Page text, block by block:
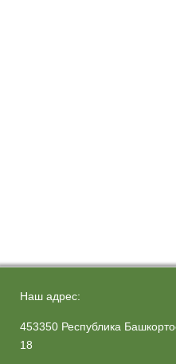
Наш адрес:
453350 Республика
18